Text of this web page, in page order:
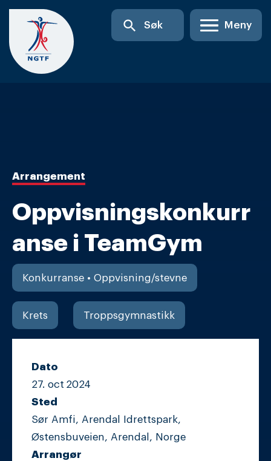
Skip
content
search Søk Meny
Arrangement
Oppvisningskonkurr
anse i TeamGym
Konkurranse • Oppvisning/stevne
Krets Troppsgymnastikk
Dato
27. oct 2024
Sted
Sør Amfi, Arendal Idrettspark,
Østensbuveien, Arendal, Norge
Arrangør